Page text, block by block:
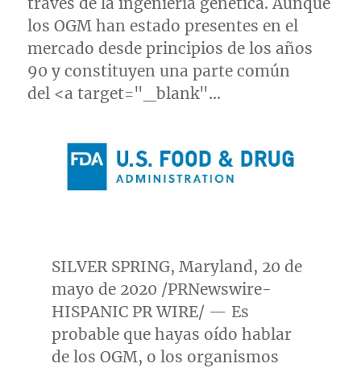
los OGM han estado presentes en el
mercado desde principios de los años
90 y constituyen una parte común
del <a target="_blank"…
SILVER SPRING, Maryland, 20 de
mayo de 2020 /PRNewswire-
HISPANIC PR WIRE/ — Es
probable que hayas oído hablar
de los OGM, o los organismos